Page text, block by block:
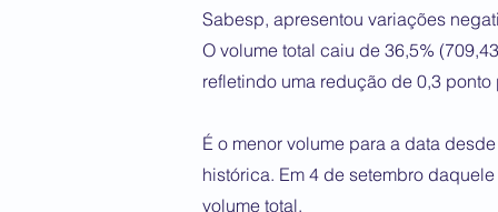
Sabesp, apresentou variações
O volume total caiu de 36,5%
refletindo uma redução de 0,3 ponto
É o menor volume para a data
histórica. Em 4 de setembro
volume total.